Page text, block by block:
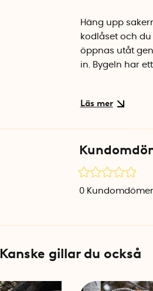
Häng upp
kodlåset och
öppnas utåt
in. Bygeln har
att bära med
Karbinhaken
0
Kanske gillar du också